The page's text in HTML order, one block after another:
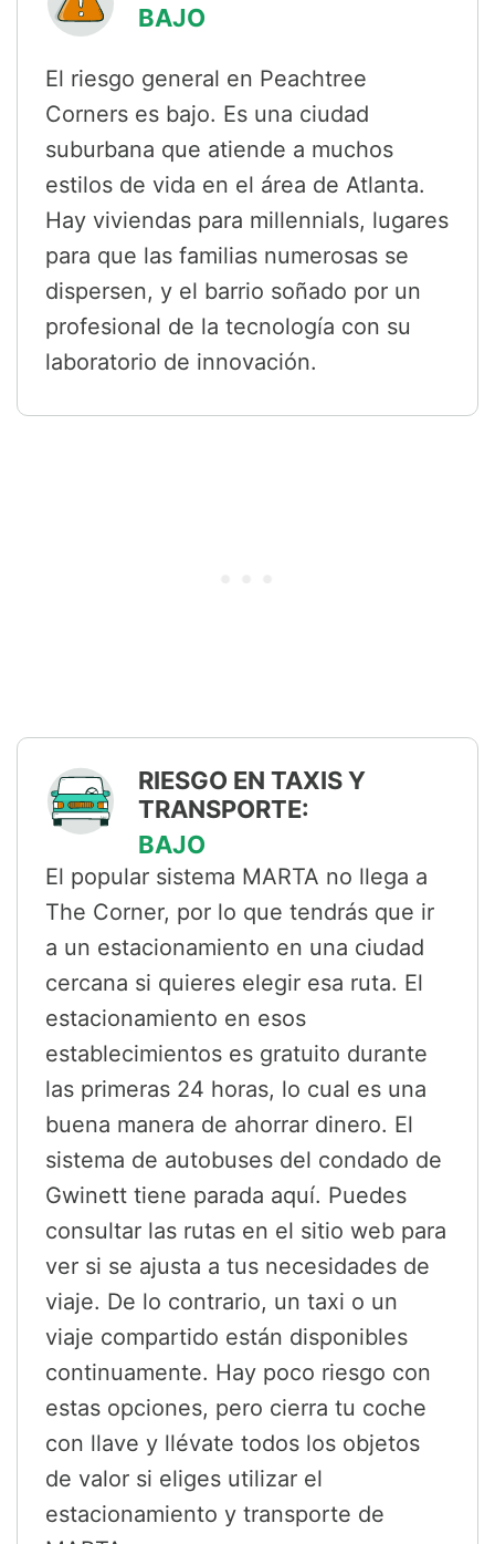
BAJO
El riesgo general en Peachtree
Corners es bajo. Es una ciudad
suburbana que atiende a muchos
estilos de vida en el área de Atlanta.
Hay viviendas para millennials, lugares
para que las familias numerosas se
dispersen, y el barrio soñado por un
profesional de la tecnología con su
laboratorio de innovación.
RIESGO EN TAXIS Y
TRANSPORTE:
BAJO
El popular sistema MARTA no llega a
The Corner, por lo que tendrás que ir
a un estacionamiento en una ciudad
cercana si quieres elegir esa ruta. El
estacionamiento en esos
establecimientos es gratuito durante
las primeras 24 horas, lo cual es una
buena manera de ahorrar dinero. El
sistema de autobuses del condado de
Gwinett tiene parada aquí. Puedes
consultar las rutas en el sitio web para
ver si se ajusta a tus necesidades de
viaje. De lo contrario, un taxi o un
viaje compartido están disponibles
continuamente. Hay poco riesgo con
estas opciones, pero cierra tu coche
con llave y llévate todos los objetos
de valor si eliges utilizar el
estacionamiento y transporte de